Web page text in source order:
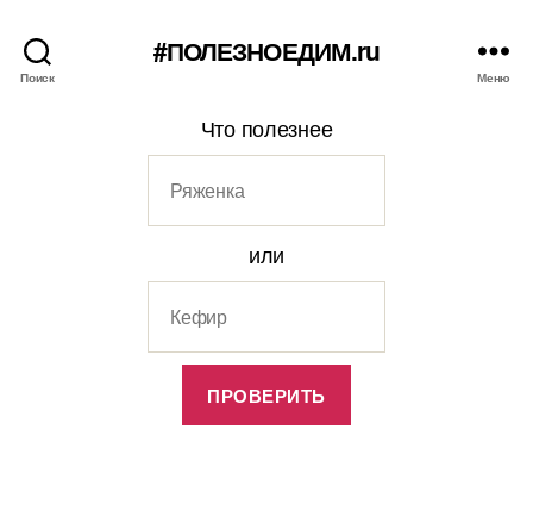
Поиск
#ПОЛЕЗНОЕДИМ.ru
Меню
Что полезнее
или